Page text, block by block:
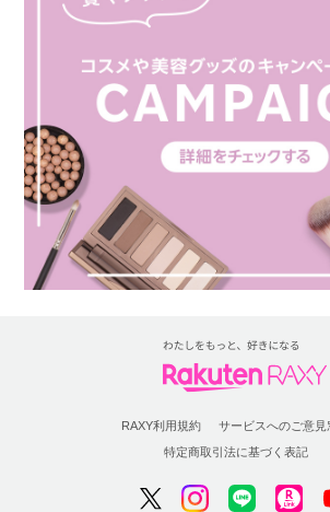
RAXY利用規約
サービスへのご意見
特定商取引法に基づく表記